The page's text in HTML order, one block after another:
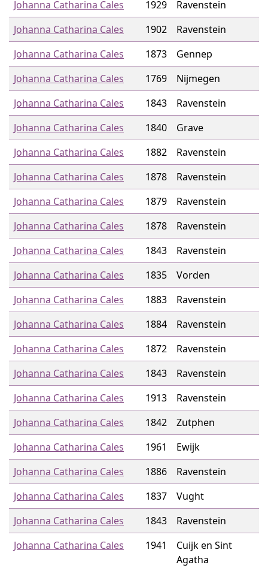
Johanna Catharina Cales 1929
Ravenstein
Johanna Catharina Cales
1902
Ravenstein
Johanna Catharina Cales
1873
Gennep
Johanna Catharina Cales
1769
Nijmegen
Johanna Catharina Cales
1843
Ravenstein
Johanna Catharina Cales
1840
Grave
Johanna Catharina Cales
1882
Ravenstein
Johanna Catharina Cales
1878
Ravenstein
Johanna Catharina Cales
1879
Ravenstein
Johanna Catharina Cales
1878
Ravenstein
Johanna Catharina Cales
1843
Ravenstein
Johanna Catharina Cales
1835
Vorden
Johanna Catharina Cales
1883
Ravenstein
Johanna Catharina Cales
1884
Ravenstein
Johanna Catharina Cales
1872
Ravenstein
Johanna Catharina Cales
1843
Ravenstein
Johanna Catharina Cales
1913
Ravenstein
Johanna Catharina Cales
1842
Zutphen
Johanna Catharina Cales
1961
Ewijk
Johanna Catharina Cales
1886
Ravenstein
Johanna Catharina Cales
1837
Vught
Johanna Catharina Cales
1843
Ravenstein
Johanna Catharina Cales
1941
Cuijk en Sint
Agatha